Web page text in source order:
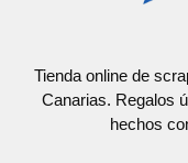
Tienda online de
Canarias. Regalos
hechos